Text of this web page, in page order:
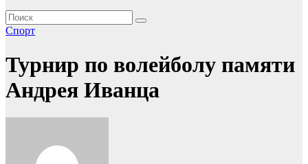
Спорт
Турнир по волейболу памяти
Андрея Иванца